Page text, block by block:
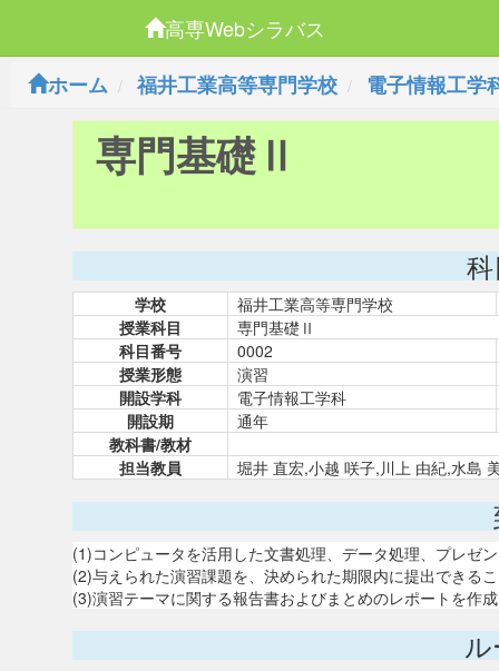
高専Webシラバス
ホーム
福井工業高等専門学校 電子情報工学
専門基礎Ⅱ
学校
福井工業高等専門学校
授業科目
専門基礎Ⅱ
科目番号
0002
授業形態
演習
開設学科
電子情報工学科
開設期
通年
教科書/教材
担当教員
堀井 直宏,小越 咲子,川上 由紀,水島
(1)コンピュータを活用した文書処理、データ処理、プレゼ
(2)与えられた演習課題を、決められた期限内に提出できる
(3)演習テーマに関する報告書およびまとめのレポートを作